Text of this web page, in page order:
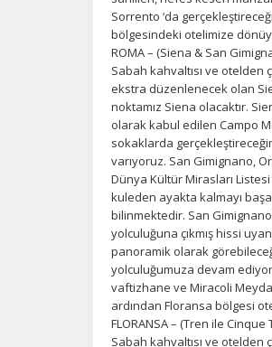
Sorrento ‘da
bölgesindeki otelimize
ROMA – (Siena & San
Sabah kahvaltısı ve otelden
ekstra düzenlenecek olan
noktamız Siena olacaktır.
olarak kabul edilen Campo
sokaklarda
varıyoruz. San Gimignano,
Dünya Kültür Mirasları
kuleden ayakta kalmayı
bilinmektedir. San
yolculuğuna çıkmış hissi
panoramik olarak
yolculuğumuza devam
vaftizhane ve Miracoli
ardından Floransa bölgesi
FLORANSA – (Tren ile
Sabah kahvaltısı ve otelden